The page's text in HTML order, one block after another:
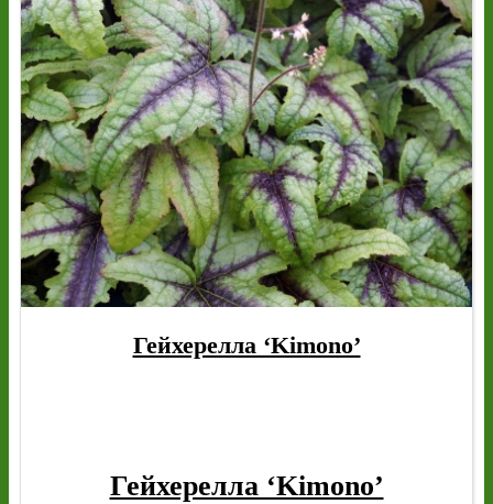
Гейхерелла ‘Kimono’
Гейхерелла ‘Kimono’